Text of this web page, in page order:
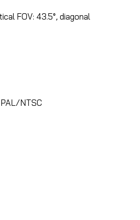
FOV: 43.5°, diagonal
NTSC